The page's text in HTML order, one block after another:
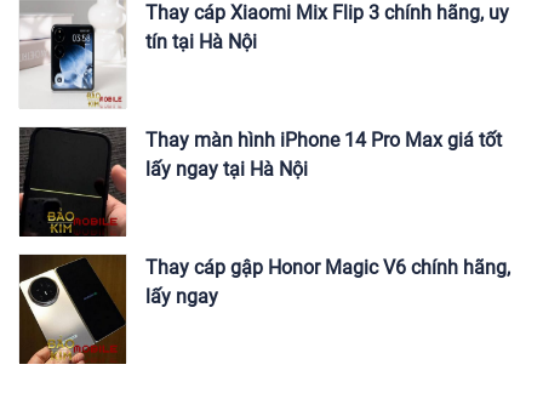
Thay cáp Xiaomi Mix Flip 3 chính hãng, uy
tín tại Hà Nội
Thay màn hình iPhone 14 Pro Max giá tốt
lấy ngay tại Hà Nội
Thay cáp gập Honor Magic V6 chính hãng,
lấy ngay